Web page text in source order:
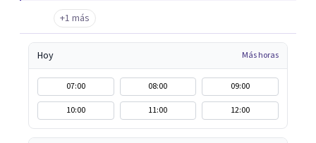
Terapia sistémica, Mindfulness, etc.
+1 más
Hoy Más horas
07:00 08:00
09:00
10:00
11:00 12:00